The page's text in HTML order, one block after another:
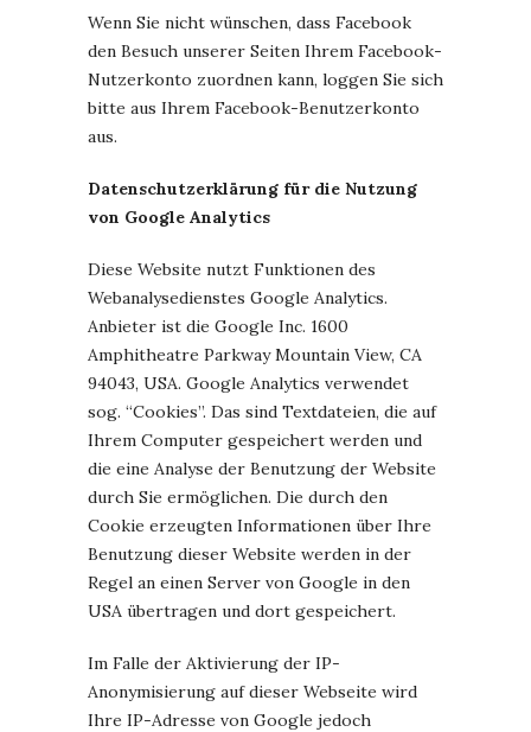
Wenn Sie nicht wünschen, dass Facebook
den Besuch unserer Seiten Ihrem Facebook-
Nutzerkonto zuordnen kann, loggen Sie sich
bitte aus Ihrem Facebook-Benutzerkonto
aus.
Datenschutzerklärung für die Nutzung
von Google Analytics
Diese Website nutzt Funktionen des
Webanalysedienstes Google Analytics.
Anbieter ist die Google Inc. 1600
Amphitheatre Parkway Mountain View, CA
94043, USA. Google Analytics verwendet
sog. “Cookies”. Das sind Textdateien, die auf
Ihrem Computer gespeichert werden und
die eine Analyse der Benutzung der Website
durch Sie ermöglichen. Die durch den
Cookie erzeugten Informationen über Ihre
Benutzung dieser Website werden in der
Regel an einen Server von Google in den
USA übertragen und dort gespeichert.
Im Falle der Aktivierung der IP-
Anonymisierung auf dieser Webseite wird
Ihre IP-Adresse von Google jedoch